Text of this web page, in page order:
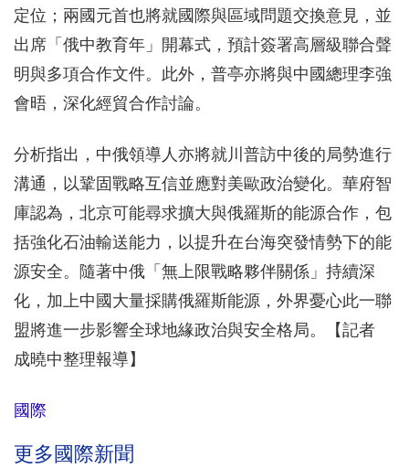
定位；兩國元首也將就國際與區域問題交換意見，並
出席「俄中教育年」開幕式，預計簽署高層級聯合聲
明與多項合作文件。此外，普亭亦將與中國總理李強
會晤，深化經貿合作討論。
分析指出，中俄領導人亦將就川普訪中後的局勢進行
溝通，以鞏固戰略互信並應對美歐政治變化。華府智
庫認為，北京可能尋求擴大與俄羅斯的能源合作，包
括強化石油輸送能力，以提升在台海突發情勢下的能
源安全。隨著中俄「無上限戰略夥伴關係」持續深
化，加上中國大量採購俄羅斯能源，外界憂心此一聯
盟將進一步影響全球地緣政治與安全格局。【記者
成曉中整理報導】
國際
更多國際新聞